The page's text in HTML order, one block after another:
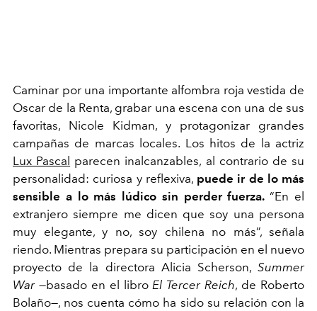
Caminar por una importante alfombra roja vestida de
Oscar de la Renta, grabar una escena con una de sus
favoritas, Nicole Kidman, y protagonizar grandes
campañas de marcas locales. Los hitos de la actriz
Lux Pascal parecen inalcanzables, al contrario de su
personalidad: curiosa y reflexiva, puede ir de lo más
sensible a lo más lúdico sin perder fuerza.“En el
extranjero siempre me dicen que soy una persona
muy elegante, y no, soy chilena no más”, señala
riendo. Mientras prepara su participación en el nuevo
proyecto de la directora Alicia Scherson, Summer
War —basado en el libroEl Tercer Reich, de Roberto
Bolaño—, nos cuenta cómo ha sido su relación con la